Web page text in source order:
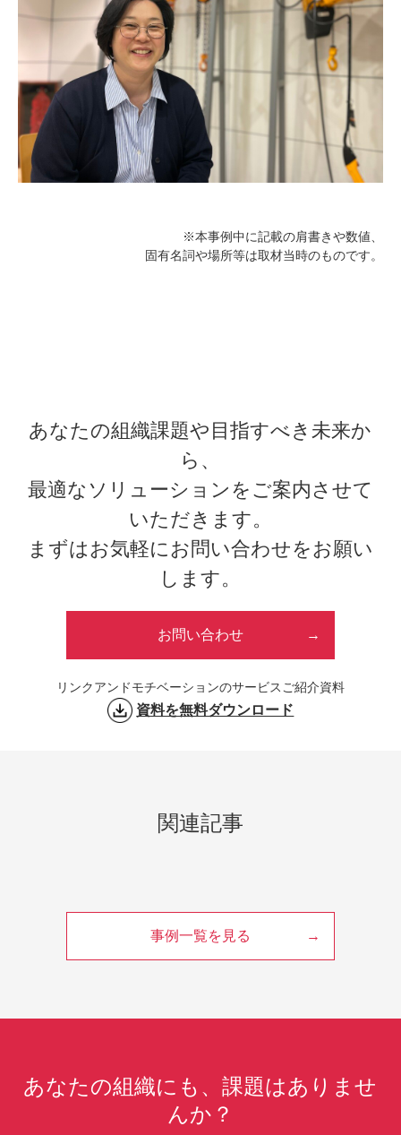
※本事例中に記載の肩書きや数値、
固有名詞や場所等は取材当時のものです。
あなたの組織課題や目指すべき未来か
ら、
最適なソリューションをご案内させて
いただきます。
まずはお気軽にお問い合わせをお願い
します。
お問い合わせ
リンクアンドモチベーションのサービスご紹介資料
資料を無料ダウンロード
関連記事
事例一覧を見る
あなたの組織にも、課題はありませ
んか？